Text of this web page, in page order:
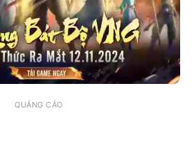
QUẢNG CÁO